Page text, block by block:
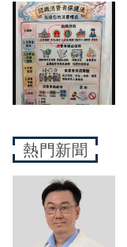
熱門新聞